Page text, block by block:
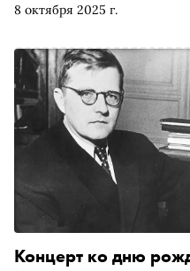
8 октября 2025 г.
заняться и куда сходить
Концерт ко дню